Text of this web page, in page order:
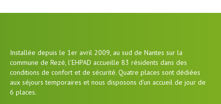
Installée depuis le 1er avril 2009, au sud de Nantes sur la
commune de Rezé, l’EHPAD accueille 83 résidents dans des
conditions de confort et de sécurité. Quatre places sont dédiées
aux séjours temporaires et nous disposons d’un accueil de jour de
6 places.